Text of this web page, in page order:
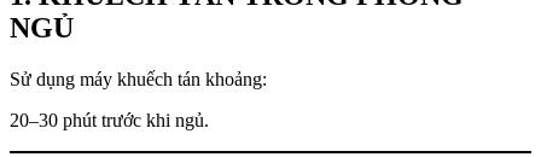
NGỦ
Sử dụng máy khuếch tán khoảng:
20–30 phút trước khi ngủ.